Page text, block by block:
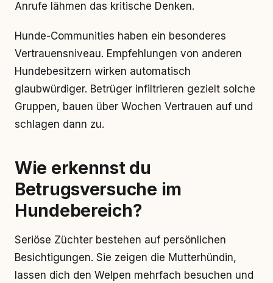
Anrufe lähmen das kritische Denken.
Hunde-Communities haben ein besonderes
Vertrauensniveau. Empfehlungen von anderen
Hundebesitzern wirken automatisch
glaubwürdiger. Betrüger infiltrieren gezielt solche
Gruppen, bauen über Wochen Vertrauen auf und
schlagen dann zu.
Wie erkennst du
Betrugsversuche im
Hundebereich?
Seriöse Züchter bestehen auf persönlichen
Besichtigungen. Sie zeigen die Mutterhündin,
lassen dich den Welpen mehrfach besuchen und